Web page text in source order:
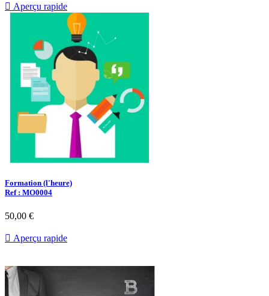
 Aperçu rapide
Formation (l'heure)
Ref : MO0004
50,00 €
 Aperçu rapide